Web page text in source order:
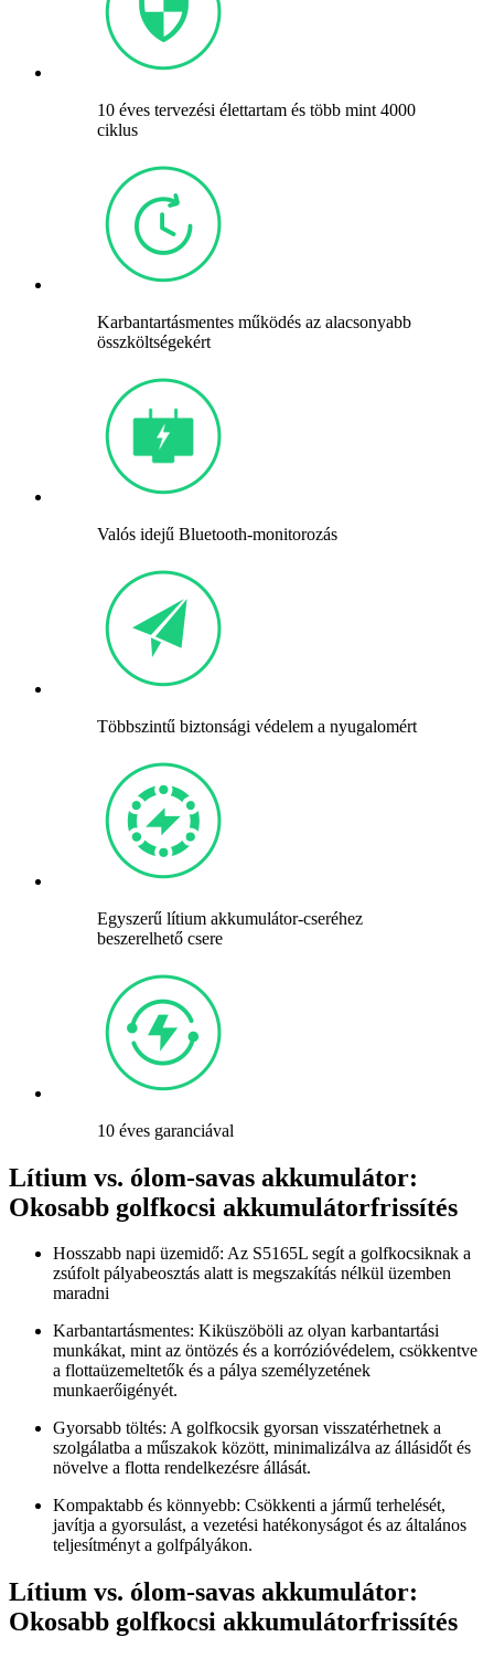
10 éves tervezési élettartam és több mint 4000
ciklus
Karbantartásmentes működés az alacsonyabb
összköltségekért
Valós idejű Bluetooth-monitorozás
Többszintű biztonsági védelem a nyugalomért
Egyszerű lítium akkumulátor-cseréhez
beszerelhető csere
10 éves garanciával
Lítium vs. ólom-savas akkumulátor:
Okosabb golfkocsi akkumulátorfrissítés
Hosszabb napi üzemidő: Az S5165L segít a golfkocsiknak a
zsúfolt pályabeosztás alatt is megszakítás nélkül üzemben
maradni
Karbantartásmentes: Kiküszöböli az olyan karbantartási
munkákat, mint az öntözés és a korrózióvédelem, csökkentve
a flottaüzemeltetők és a pálya személyzetének
munkaerőigényét.
Gyorsabb töltés: A golfkocsik gyorsan visszatérhetnek a
szolgálatba a műszakok között, minimalizálva az állásidőt és
növelve a flotta rendelkezésre állását.
Kompaktabb és könnyebb: Csökkenti a jármű terhelését,
javítja a gyorsulást, a vezetési hatékonyságot és az általános
teljesítményt a golfpályákon.
Lítium vs. ólom-savas akkumulátor:
Okosabb golfkocsi akkumulátorfrissítés